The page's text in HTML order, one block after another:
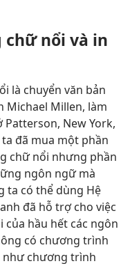
chữ nổi và in
là chuyển văn bản
Michael Millen, làm
New York,
đã mua một phần
chữ nổi nhưng phần
ngôn ngữ mà
ta có thể dùng Hệ
đã hỗ trợ cho việc
của hầu hết các ngôn
có chương trình
như chương trình